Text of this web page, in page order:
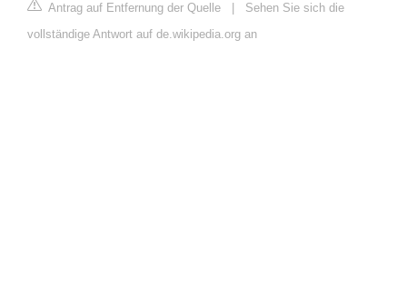
Antrag auf Entfernung der Quelle
Sehen Sie sich die
vollständige Antwort auf de.wikipedia.org an